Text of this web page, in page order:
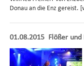
Donau an die Enz gereist.
01.08.2015 Flößer und